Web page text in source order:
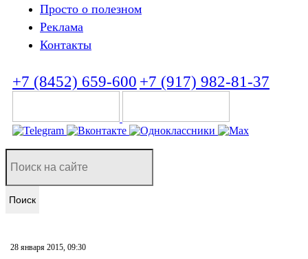
Просто о полезном
Реклама
Контакты
+7 (8452) 659-600 +7 (917) 982-81-37
Поиск
28 января 2015, 09:30